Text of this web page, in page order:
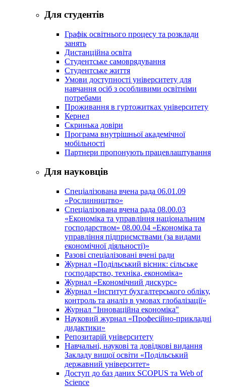
Для студентів
Графік освітнього процесу та розклади
занять
Дистанційна освіта
Студентське самоврядування
Студентське життя
Умови доступності університету для
навчання осіб з особливими освітніми
потребами
Проживання в гуртожитках університету
Кернел
Скринька довіри
Програма внутрішньої академічної
мобільності
Партнери пропонують працевлаштування
Для науковців
Спеціалізована вчена рада 06.01.09
«Рослинництво»
Спеціалізована вчена рада 08.00.03
«Економіка та управління національним
господарством» 08.00.04 «Економіка та
управління підприємствами (за видами
економічної діяльності)»
Разові спеціалізовані вчені ради
Журнал «Подільський вісник: сільське
господарство, техніка, економіка»
Журнал «Економічний дискурс»
Журнал «Інститут бухгалтерського обліку,
контроль та аналіз в умовах глобалізації»
Журнал "Інноваційна економіка"
Науковий журнал «Професійно-прикладні
дидактики»
Репозитарій університету
Навчальні, наукові та довідкові видання
Закладу вищої освіти «Подільський
державний університет»
Доступ до баз даних SCOPUS та Web of
Science